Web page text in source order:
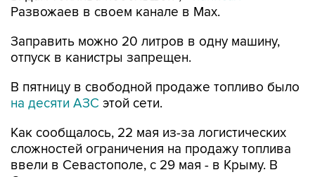
Развожаев в своем канале в Max.
Заправить можно 20 литров в одну машину,
отпуск в канистры запрещен.
В пятницу в свободной продаже топливо было
на десяти АЗС этой сети.
Как сообщалось, 22 мая из-за логистических
сложностей ограничения на продажу топлива
ввели в Севастополе, с 29 мая - в Крыму. В